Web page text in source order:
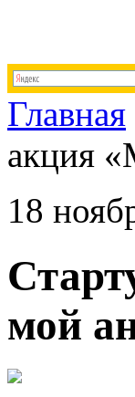
Главная
акция
18
мой